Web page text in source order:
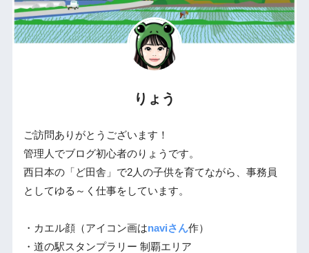
りょう
ご訪問ありがとうございます！
管理人でブログ初心者のりょうです。
西日本の「ど田舎」で2人の子供を育てながら、事務員
としてゆる～く仕事をしています。
・カエル顔（アイコン画はnaviさん作）
・道の駅スタンプラリー 制覇エリア